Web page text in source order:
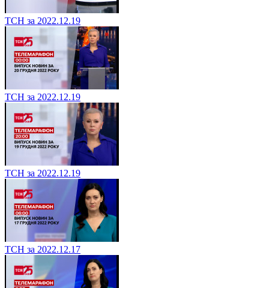
ТСН за 2022.12.19
ТСН за 2022.12.19
ТСН за 2022.12.19
ТСН за 2022.12.17